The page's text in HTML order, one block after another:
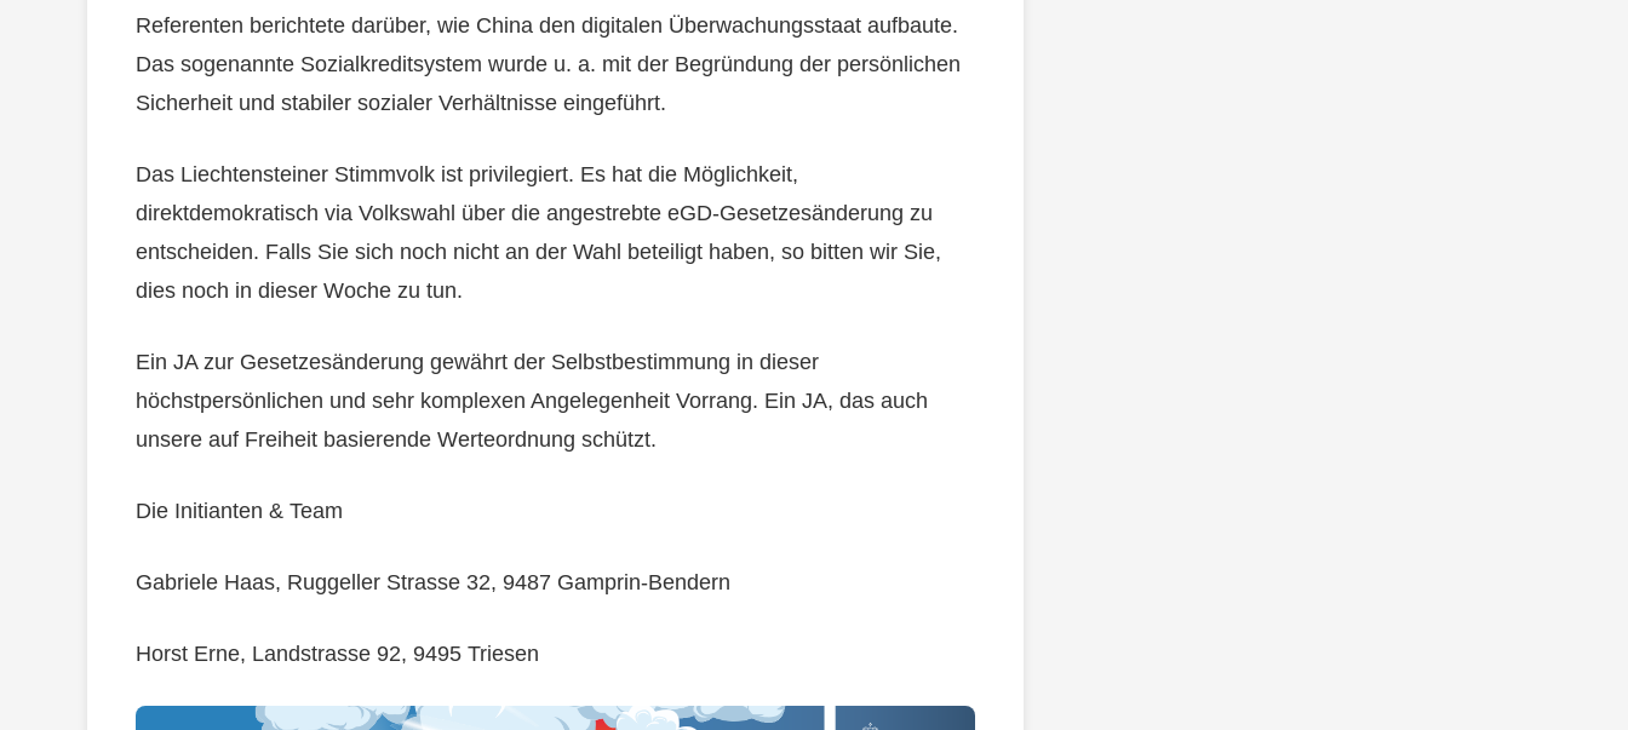
Referenten berichtete darüber, wie China den digitalen Überwachungsstaat aufbaute.
Das sogenannte Sozialkreditsystem wurde u. a. mit der Begründung der persönlichen
Sicherheit und stabiler sozialer Verhältnisse eingeführt.
Das Liechtensteiner Stimmvolk ist privilegiert. Es hat die Möglichkeit,
direktdemokratisch via Volkswahl über die angestrebte eGD-Gesetzesänderung zu
entscheiden. Falls Sie sich noch nicht an der Wahl beteiligt haben, so bitten wir Sie,
dies noch in dieser Woche zu tun.
Ein JA zur Gesetzesänderung gewährt der Selbstbestimmung in dieser
höchstpersönlichen und sehr komplexen Angelegenheit Vorrang. Ein JA, das auch
unsere auf Freiheit basierende Werteordnung schützt.
Die Initianten & Team
Gabriele Haas, Ruggeller Strasse 32, 9487 Gamprin-Bendern
Horst Erne, Landstrasse 92, 9495 Triesen